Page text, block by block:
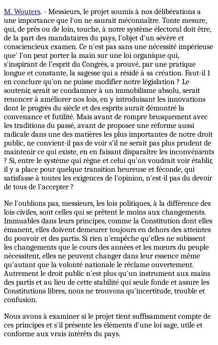
M. Wouters. - Messieurs, le projet soumis à nos délibérations a
une importance que l'on ne saurait méconnaître. Tonte mesure,
qui, de près ou de loin, touche, à notre système électoral doit être,
de la part des mandataires du pays, l'objet d'un sévère et
consciencieux examen. Ce n'est pas sans une nécessité impérieuse
que' l'on peut porter la main sur une loi organique qui,
s'inspirant de l'esprit du Congrès, a prouvé, par une pratique
longue et constante, la sagesse qui a résidé à sa création. Faut-il 1
en conclure qu'on ne puisse modifier notre législation ? Le
soutenir, serait se condamner à un immobilisme absolu, serait
renoncer à améliorer nos lois, en y introduisant les innovations
dont le progrès du siècle et des esprits aurait démontré la
convenance et futilité. Mais avant de rompre brusquement avec
les traditions du passé, avant de proposer une réforme aussi
radicale dans une des matières les plus importantes de notre droit
public, ne convient-il pas de voir s'il ne serait pas plus prudent de
maintenir ce qui existe, en en faisant disparaître les inconvénients
? Si, entre le système qui règne et celui qu'on voudrait voir établir,
il y a place pour quelque transition heureuse et féconde, qui
satisfasse à toutes les exigences de l'opinion, n'est-il pas du devoir
de tous de l'accepter ?
Ne l'oublions pas, messieurs, les lois politiques, à la différence des
lois civiles, sont celles qui se prêtent le moins aux changements.
Immuables dans leurs principes, comme la Constitution dont elles
émanent, elles doivent demeurer toujours en dehors des atteintes
du pouvoir et des partis. Si rien n'empêche qu'elles ne subissent
les changements que le cours des années et les mœurs du peuple
nécessitent, elles ne peuvent changer dans leur essence même
qu'autant que la volonté nationale le réclame ouvertement.
Autrement le droit public n'est plus qu'un instrument aux mains
des partis et au lieu de cette stabilité qui seule fonde et assure les
Constitutions libres, nous ne trouvons qu'incertitude, trouble et
confusion.
Nous avons à examiner si le projet tient suffisamment compte de
ces principes et s'il présente les éléments d'une loi sage, utile et
conforme aux vrais intérêts du pays.